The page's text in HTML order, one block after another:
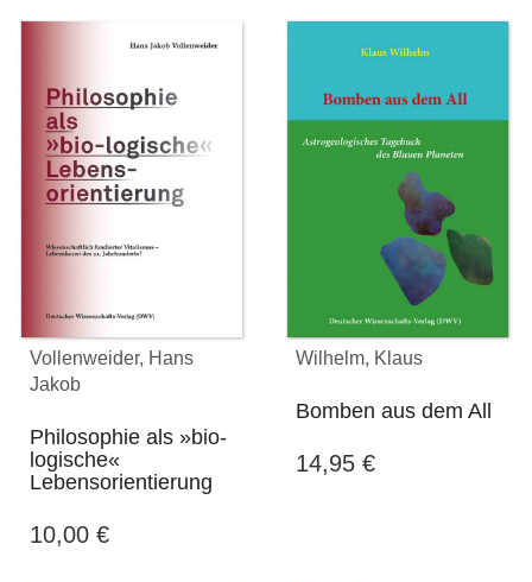
Vollenweider, Hans
Jakob
Philosophie als »bio-
logische«
Lebensorientierung
10,00 €
Wilhelm, Klaus
Bomben aus dem All
14,95 €